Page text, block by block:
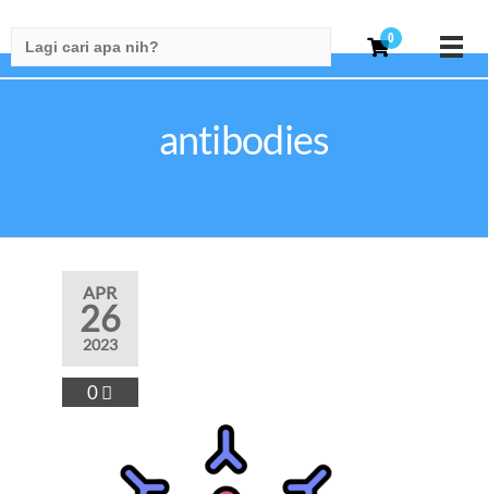
for:
0
antibodies
APR
26
2023
0